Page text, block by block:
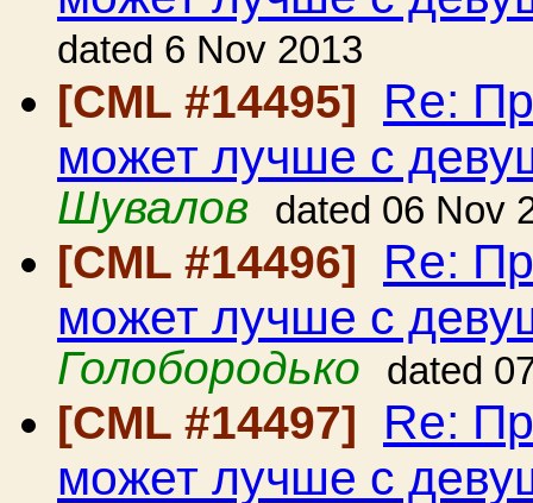
dated 6 Nov 2013
[CML #14495] Re:
может лучше с
Шувалов
dated 06 Nov
[CML #14496] Re:
может лучше с
Голобородько
dated
[CML #14497] Re:
может лучше с